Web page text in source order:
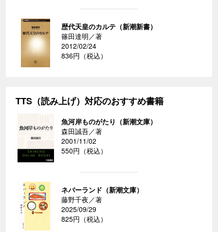
歴代天皇のカルテ（新潮新書）
篠田達明／著
2012/02/24
836円（税込）
TTS（読み上げ）対応のおすすめ書籍
魚河岸ものがたり（新潮文庫）
森田誠吾／著
2001/11/02
550円（税込）
ネバーランド（新潮文庫）
藤野千夜／著
2025/09/29
825円（税込）